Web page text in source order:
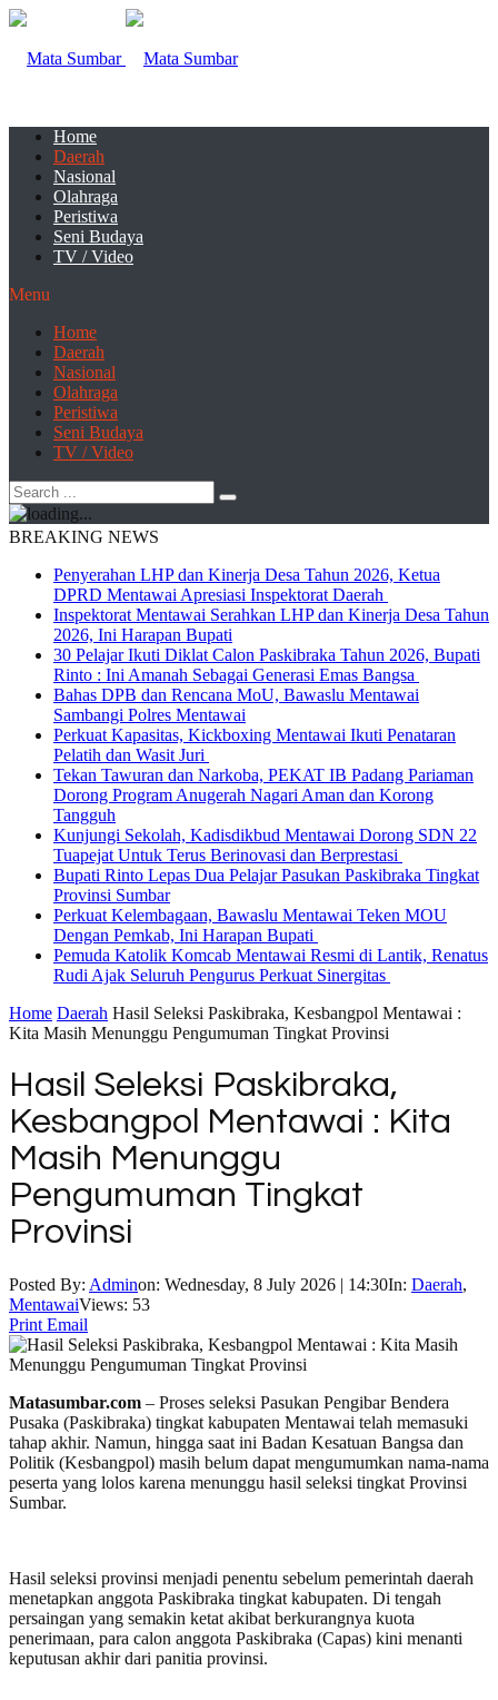
Home
Daerah
Nasional
Olahraga
Peristiwa
Seni Budaya
TV / Video
Menu
Home
Daerah
Nasional
Olahraga
Peristiwa
Seni Budaya
TV / Video
BREAKING NEWS
Penyerahan LHP dan Kinerja Desa Tahun 2026, Ketua
DPRD Mentawai Apresiasi Inspektorat Daerah
Inspektorat Mentawai Serahkan LHP dan Kinerja Desa Tahun
2026, Ini Harapan Bupati
30 Pelajar Ikuti Diklat Calon Paskibraka Tahun 2026, Bupati
Rinto : Ini Amanah Sebagai Generasi Emas Bangsa
Bahas DPB dan Rencana MoU, Bawaslu Mentawai
Sambangi Polres Mentawai
Perkuat Kapasitas, Kickboxing Mentawai Ikuti Penataran
Pelatih dan Wasit Juri
Tekan Tawuran dan Narkoba, PEKAT IB Padang Pariaman
Dorong Program Anugerah Nagari Aman dan Korong
Tangguh
Kunjungi Sekolah, Kadisdikbud Mentawai Dorong SDN 22
Tuapejat Untuk Terus Berinovasi dan Berprestasi
Bupati Rinto Lepas Dua Pelajar Pasukan Paskibraka Tingkat
Provinsi Sumbar
Perkuat Kelembagaan, Bawaslu Mentawai Teken MOU
Dengan Pemkab, Ini Harapan Bupati
Pemuda Katolik Komcab Mentawai Resmi di Lantik, Renatus
Rudi Ajak Seluruh Pengurus Perkuat Sinergitas
Home Daerah Hasil Seleksi Paskibraka, Kesbangpol Mentawai :
Kita Masih Menunggu Pengumuman Tingkat Provinsi
Hasil Seleksi Paskibraka,
Kesbangpol Mentawai : Kita
Masih Menunggu
Pengumuman Tingkat
Provinsi
Posted By: Adminon: Wednesday, 8 July 2026 | 14:30In: Daerah,
MentawaiViews: 53
Print Email
Matasumbar.com – Proses seleksi Pasukan Pengibar Bendera
Pusaka (Paskibraka) tingkat kabupaten Mentawai telah memasuki
tahap akhir. Namun, hingga saat ini Badan Kesatuan Bangsa dan
Politik (Kesbangpol) masih belum dapat mengumumkan nama-nama
peserta yang lolos karena menunggu hasil seleksi tingkat Provinsi
Sumbar.
Hasil seleksi provinsi menjadi penentu sebelum pemerintah daerah
menetapkan anggota Paskibraka tingkat kabupaten. Di tengah
persaingan yang semakin ketat akibat berkurangnya kuota
penerimaan, para calon anggota Paskibraka (Capas) kini menanti
keputusan akhir dari panitia provinsi.